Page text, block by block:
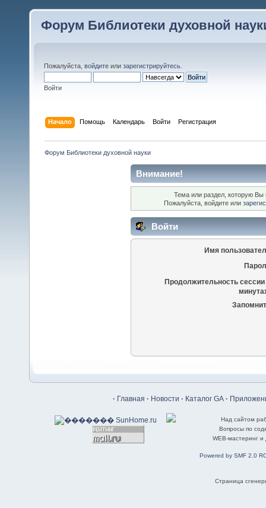
Форум Библиотеки духовной
Пожалуйста, войдите или зарегистрируйтесь
Войти
Начало Помощь Календарь Войти Регистрация
Форум Библиотеки духовной науки
Внимание!
Тема или раздел, которую Вы
Пожалуйста, войдите или
Войти
Имя
Продолжительность сессии
· Главная · Новости · Каталог GA ·
Над сайтом
Вопросы по
WEB-мастеринг
Powered by SMF 2.0
Страница